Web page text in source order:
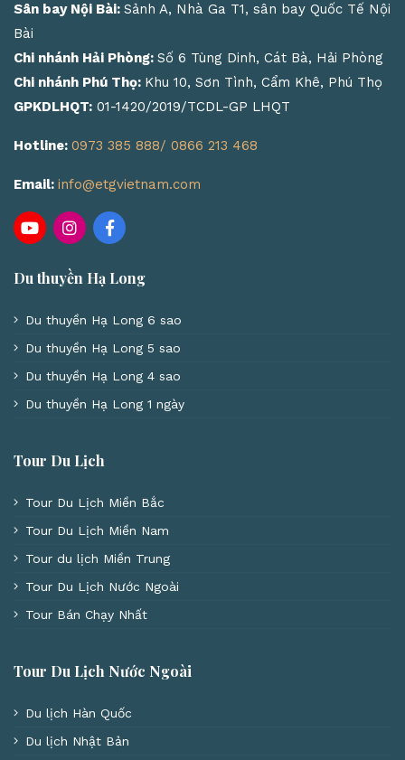
Sân bay Nội Bài: Sảnh A, Nhà Ga T1, sân bay Quốc Tế Nội
Bài
Chi nhánh Hải Phòng: Số 6 Tùng Dinh, Cát Bà, Hải Phòng
Chi nhánh Phú Thọ: Khu 10, Sơn Tình, Cẩm Khê, Phú Thọ
GPKDLHQT: 01-1420/2019/TCDL-GP LHQT
Hotline: 0973 385 888/ 0866 213 468
Email: info@etgvietnam.com
Du thuyền Hạ Long
Du thuyền Hạ Long 6 sao
Du thuyền Hạ Long 5 sao
Du thuyền Hạ Long 4 sao
Du thuyền Hạ Long 1 ngày
Tour Du Lịch
Tour Du Lịch Miền Bắc
Tour Du Lịch Miền Nam
Tour du lịch Miền Trung
Tour Du Lịch Nước Ngoài
Tour Bán Chạy Nhất
Tour Du Lịch Nước Ngoài
Du lịch Hàn Quốc
Du lịch Nhật Bản